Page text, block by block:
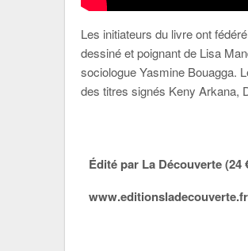
Les initiateurs du livre ont
dessiné et poignant de Lisa
sociologue Yasmine Bouagga.
des titres signés Keny Arkana,
Édité par La Découverte (24
www.editionsladecouverte.fr